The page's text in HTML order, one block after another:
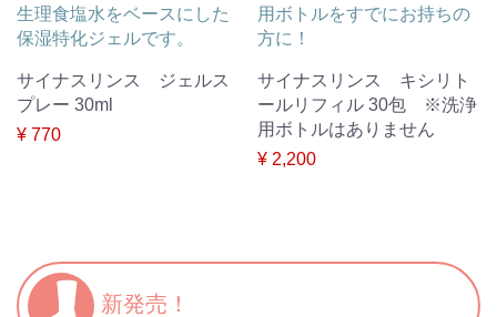
生理食塩水をベースにした
保湿特化ジェルです。
サイナスリンス ジェルス
プレー 30ml
¥ 770
用ボトルをすでにお持ちの
方に！
サイナスリンス キシリト
ールリフィル 30包 ※洗浄
用ボトルはありません
¥ 2,200
新発売！